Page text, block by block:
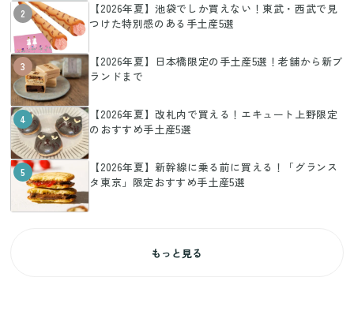
2
【2026年夏】池袋でしか買えない！東武・西武で見
つけた特別感のある手土産5選
3
【2026年夏】日本橋限定の手土産5選！老舗から新ブ
ランドまで
4
【2026年夏】改札内で買える！エキュート上野限定
のおすすめ手土産5選
5
【2026年夏】新幹線に乗る前に買える！「グランス
タ東京」限定おすすめ手土産5選
もっと見る